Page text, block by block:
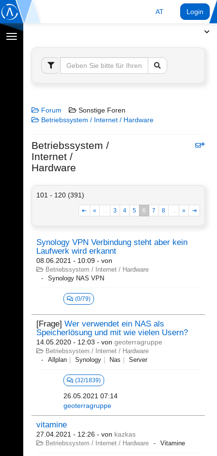
AT Login
Navigation
umschalten
Forum
Sonstige Foren
Betriebssystem / Internet / Hardware
Betriebssystem /
Internet /
Hardware
101 - 120 (391)
⇤ « ... 3 4 5 6 7 8 ... » ⇥
Synology VPN Verbindung steht aber kein
Laufwerk wird erkannt
08.06.2021 - 10:09 - von
Betriebssystem / Internet / Hardware
Synology NAS VPN
(0/79)
[Frage] Wer verwendet ein NAS als
Speicherlösung und mit wie vielen Usern?
14.05.2020 - 12:03 - von geoterragruppe
Betriebssystem / Internet / Hardware
Allplan
Synology Nas Server
(32/1839)
26.05.2021 07:14
geoterragruppe
vitamine
27.04.2021 - 12:26 - von kazkas
Betriebssystem / Internet / Hardware Vitamine